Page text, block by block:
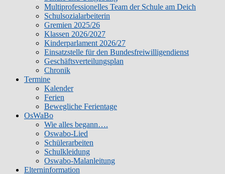
Multiprofessionelles Team der Schule am Deich
Schulsozialarbeiterin
Gremien 2025/26
Klassen 2026/2027
Kinderparlament 2026/27
Einsatzstelle für den Bundesfreiwilligendienst
Geschäftsverteilungsplan
Chronik
Termine
Kalender
Ferien
Bewegliche Ferientage
OsWaBo
Wie alles begann….
Oswabo-Lied
Schülerarbeiten
Schulkleidung
Oswabo-Malanleitung
Elterninformation